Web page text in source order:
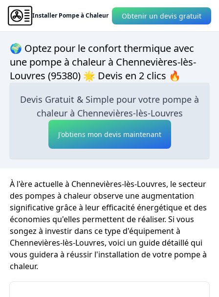
Installer Pompe à Chaleur Obtenir un devis gratuit
🌍 Optez pour le confort thermique avec
une pompe à chaleur à Chennevières-lès-
Louvres (95380) 🌟 Devis en 2 clics 🔥
Devis Gratuit & Simple pour votre pompe à
chaleur à Chennevières-lès-Louvres
J'obtiens mon devis maintenant
À l'ère actuelle à Chennevières-lès-Louvres, le secteur
des pompes à chaleur observe une augmentation
significative grâce à leur efficacité énergétique et des
économies qu'elles permettent de réaliser. Si vous
songez à investir dans ce type d'équipement à
Chennevières-lès-Louvres, voici un guide détaillé qui
vous guidera à réussir l'installation de votre pompe à
chaleur.